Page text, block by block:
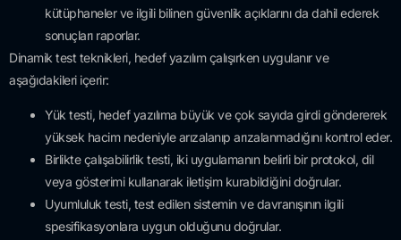
kütüphaneler ve ilgili bilinen güvenlik açıklarını da dahil ederek
sonuçları raporlar.
Dinamik test teknikleri, hedef yazılım çalışırken uygulanır ve
aşağıdakileri içerir:
Yük testi, hedef yazılıma büyük ve çok sayıda girdi göndererek
yüksek hacim nedeniyle arızalanıp arızalanmadığını kontrol eder.
Birlikte çalışabilirlik testi, iki uygulamanın belirli bir protokol, dil
veya gösterimi kullanarak iletişim kurabildiğini doğrular.
Uyumluluk testi, test edilen sistemin ve davranışının ilgili
spesifikasyonlara uygun olduğunu doğrular.